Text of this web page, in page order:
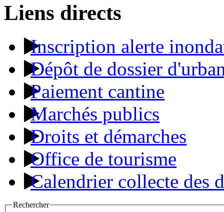
Liens directs
Inscription alerte
Dépôt de dossier
Paiement cantine
Marchés publics
Droits et démarches
Office de tourisme
Calendrier collecte des
Rechercher